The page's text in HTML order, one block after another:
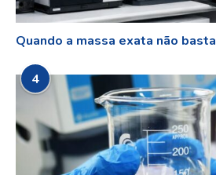
Quando a massa exata não basta
4